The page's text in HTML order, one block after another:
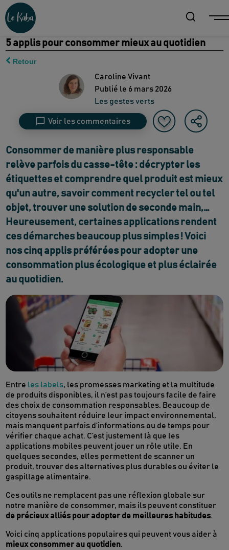
5 applis pour consommer mieux au quotidien
Retour
Caroline Vivant
Publié le 6 mars 2026
Les gestes verts
Voir les commentaires
Consommer de manière plus responsable
relève parfois du casse-tête : décrypter les
étiquettes et comprendre quel produit est mieux
qu'un autre, savoir comment recycler tel ou tel
objet, trouver une solution de seconde main,…
Heureusement, certaines applications rendent
ces démarches beaucoup plus simples ! Voici
nos cinq applis préférées pour adopter une
consommation plus écologique et plus éclairée
au quotidien.
Entre les labels, les promesses marketing et la multitude
de produits disponibles, il n’est pas toujours facile de faire
des choix de consommation responsables. Beaucoup de
citoyens souhaitent réduire leur impact environnemental,
mais manquent parfois d’informations ou de temps pour
vérifier chaque achat. C’est justement là que les
applications mobiles peuvent jouer un rôle utile. En
quelques secondes, elles permettent de scanner un
produit, trouver des alternatives plus durables ou éviter le
gaspillage alimentaire.
Ces outils ne remplacent pas une réflexion globale sur
notre manière de consommer, mais ils peuvent constituer
de précieux alliés pour adopter de meilleures habitudes.
Voici cinq applications populaires qui peuvent vous aider à
mieux consommer au quotidien.